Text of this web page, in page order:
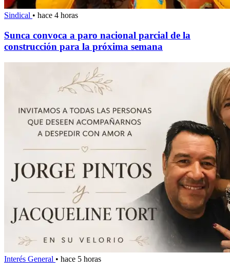
Sindical • hace 4 horas
Sunca convoca a paro nacional parcial de la
construcción para la próxima semana
Interés General • hace 5 horas